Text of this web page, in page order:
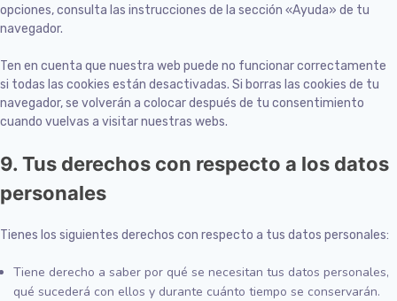
opciones, consulta las instrucciones de la sección «Ayuda» de tu
navegador.
Ten en cuenta que nuestra web puede no funcionar correctamente
si todas las cookies están desactivadas. Si borras las cookies de tu
navegador, se volverán a colocar después de tu consentimiento
cuando vuelvas a visitar nuestras webs.
9. Tus derechos con respecto a los datos
personales
Tienes los siguientes derechos con respecto a tus datos personales:
Tiene derecho a saber por qué se necesitan tus datos personales,
qué sucederá con ellos y durante cuánto tiempo se conservarán.